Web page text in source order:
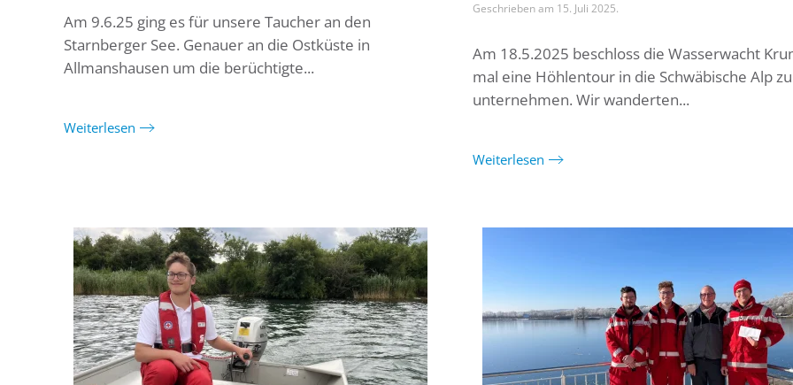
Am 9.6.25 ging es für unsere Taucher an den
Starnberger See. Genauer an die Ostküste in
Allmanshausen um die berüchtigte...
Weiterlesen
Geschrieben am 15. Juli 2025.
Am 18.5.2025 beschloss die Wasserwacht
mal eine Höhlentour in die Schwäbische Alp zu
unternehmen. Wir wanderten...
Weiterlesen